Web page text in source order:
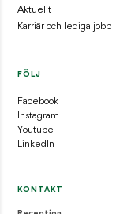
Aktuellt
Karriär och lediga jobb
FÖLJ
Facebook
Instagram
Youtube
LinkedIn
KONTAKT